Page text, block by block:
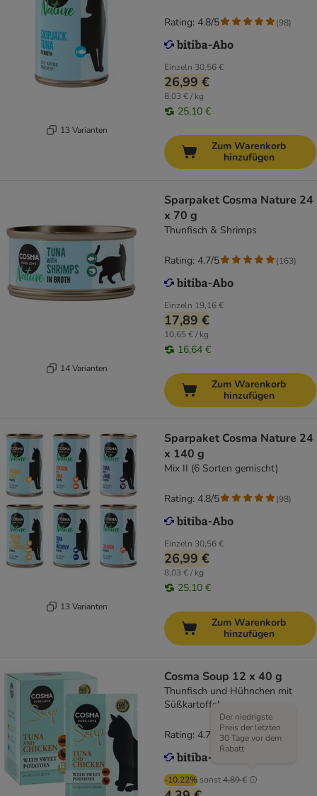
13 Varianten
Einzeln 30,56 €
26,99 €
8,03 € / kg
25,10 €
Rating: 4.8/5 (98)
Zum Warenkorb
hinzufügen
14 Varianten
Sparpaket Cosma Nature 24
x 70 g
Thunfisch & Shrimps
Einzeln 19,16 €
17,89 €
10,65 € / kg
16,64 €
Rating: 4.7/5 (163)
Zum Warenkorb
hinzufügen
13 Varianten
Sparpaket Cosma Nature 24
x 140 g
Mix II (6 Sorten gemischt)
Einzeln 30,56 €
26,99 €
8,03 € / kg
25,10 €
Rating: 4.8/5 (98)
Zum Warenkorb
hinzufügen
Cosma Soup 12 x 40 g
Thunfisch und Hühnchen mit
Süßkartoffel
-10.22% sonst4,89 €
Der niedrigste
Preis der letzten
30 Tage vor dem
Rabatt
Rating: 4.7/5 (127